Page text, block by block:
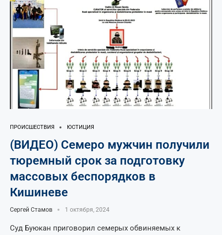
ПРОИСШЕСТВИЯ ЮСТИЦИЯ
(ВИДЕО) Семеро мужчин получили
тюремный срок за подготовку
массовых беспорядков в
Кишиневе
Сергей Стамов 1 октября, 2024
Суд Буюкан приговорил семерых обвиняемых к